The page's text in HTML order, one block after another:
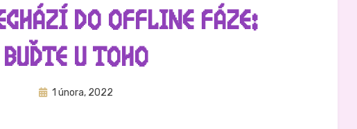
DO OFFLINE FÁZE:
BUĎTE U TOHO
AutorHynek Trojánek
Zveřejněno
1 února, 2022